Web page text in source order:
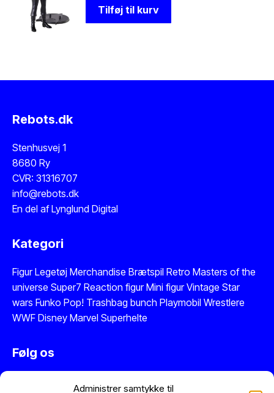
Administrer samtykke til
Tilføj til kurv
Rebots.dk
Stenhusvej 1
8680 Ry
CVR: 31316707
info@rebots.dk
En del afLynglund Digital
Kategori
Figur Legetøj Merchandise Brætspil Retro Masters of the
universe Super7 Reaction figur Mini figurVintage Star
wars Funko Pop! Trashbag bunch Playmobil Wrestlere
WWF Disney Marvel Superhelte
Følg os